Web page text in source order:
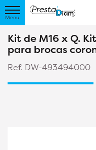
Kit de M16 x Q.
para brocas
Ref. DW-493494000